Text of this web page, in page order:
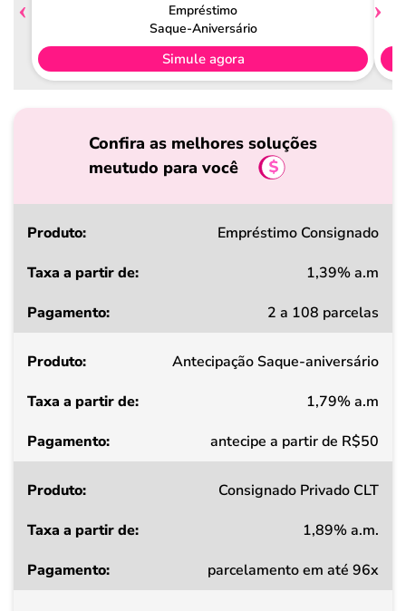
Empréstimo
Saque-Aniversário
Simule agora
Confira as melhores soluções
meutudo para você
Produto
a
de
Pagamento
Empréstimo Consignado
1,39% a.m
2 a 108 parcelas
Antecipação Saque-aniversário
1,79% a.m
antecipe a partir de R$50
Consignado Privado CLT
1,89% a.m.
parcelamento em até 96x